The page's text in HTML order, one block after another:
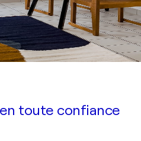
toute confiance